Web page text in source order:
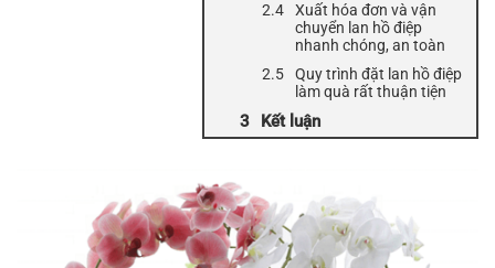
Xuất hóa đơn và vận
chuyển lan hồ điệp
nhanh chóng, an toàn
Quy trình đặt lan hồ điệp
làm quà rất thuận tiện
Kết luận